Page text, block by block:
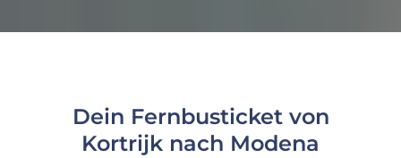
Dein Fernbusticket von
Kortrijk nach Modena